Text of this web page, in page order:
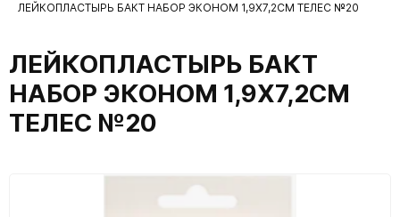
ЛЕЙКОПЛАСТЫРЬ БАКТ НАБОР ЭКОНОМ 1,9Х7,2СМ ТЕЛЕС №20
ЛЕЙКОПЛАСТЫРЬ БАКТ
НАБОР ЭКОНОМ 1,9Х7,2СМ
ТЕЛЕС №20